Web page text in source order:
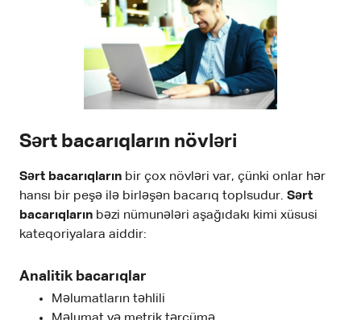
Sərt bacarıqların növləri
Sərt bacarıqların bir çox növləri var, çünki onlar hər
hansı bir peşə ilə birləşən bacarıq toplsudur. Sərt
bacarıqların bəzi nümunələri aşağıdakı kimi xüsusi
kateqoriyalara aiddir:
Analitik bacarıqlar
Məlumatların təhlili